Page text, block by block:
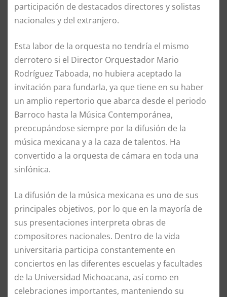
participación de destacados directores y solistas
nacionales y del extranjero.
Esta labor de la orquesta no tendría el mismo
derrotero si el Director Orquestador Mario
Rodríguez Taboada, no hubiera aceptado la
invitación para fundarla, ya que tiene en su haber
un amplio repertorio que abarca desde el periodo
Barroco hasta la Música Contemporánea,
preocupándose siempre por la difusión de la
música mexicana y a la caza de talentos. Ha
convertido a la orquesta de cámara en toda una
sinfónica.
La difusión de la música mexicana es uno de sus
principales objetivos, por lo que en la mayoría de
sus presentaciones interpreta obras de
compositores nacionales. Dentro de la vida
universitaria participa constantemente en
conciertos en las diferentes escuelas y facultades
de la Universidad Michoacana, así como en
celebraciones importantes, manteniendo su